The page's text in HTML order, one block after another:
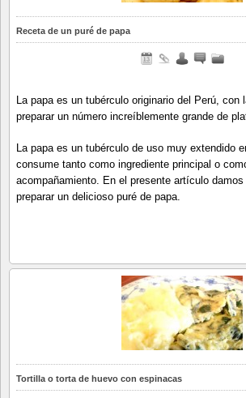
Receta de un puré de papa
La papa es un tubérculo originario del Perú, con
preparar un número increíblemente grande de
La papa es un tubérculo de uso muy extendido
consume tanto como ingrediente principal o
acompañamiento. En el presente artículo
preparar un delicioso puré de papa.
Tortilla o torta de huevo con espinacas